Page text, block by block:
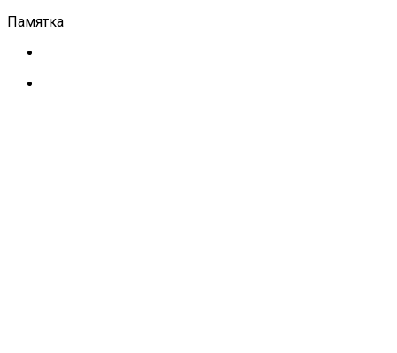
Памятка